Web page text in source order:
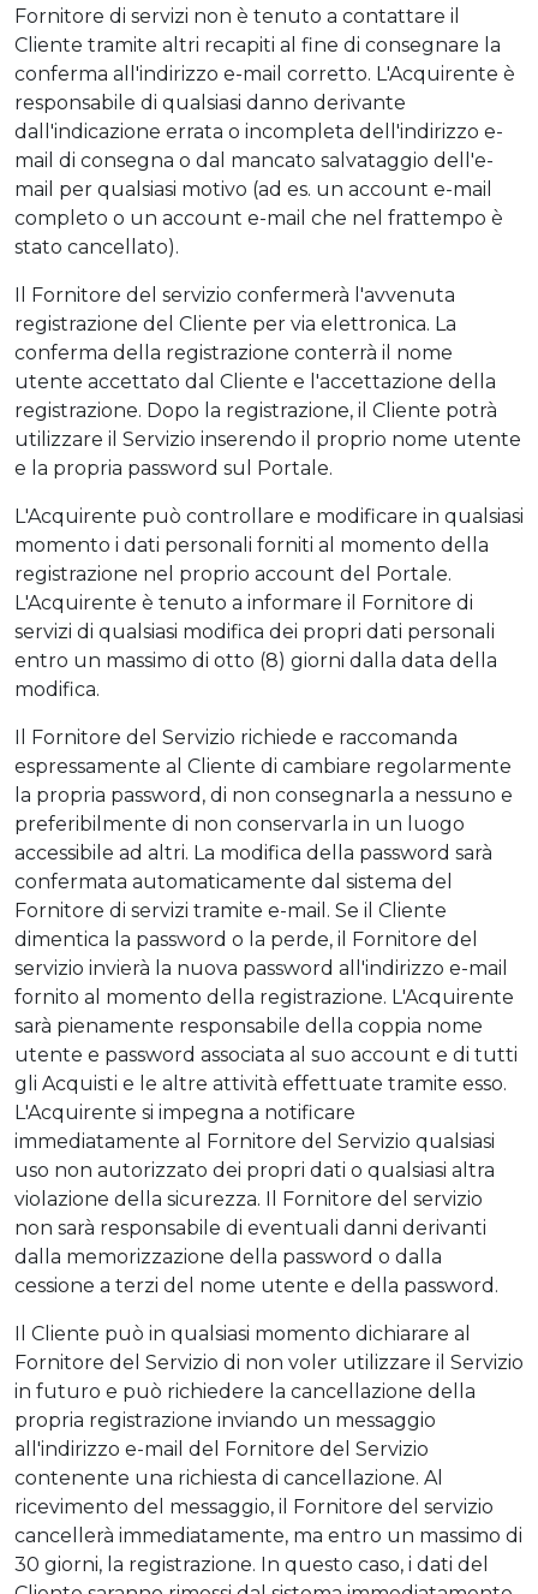
Fornitore di servizi non è tenuto a contattare il
Cliente tramite altri recapiti al fine di consegnare la
conferma all'indirizzo e-mail corretto. L'Acquirente è
responsabile di qualsiasi danno derivante
dall'indicazione errata o incompleta dell'indirizzo e-
mail di consegna o dal mancato salvataggio dell'e-
mail per qualsiasi motivo (ad es. un account e-mail
completo o un account e-mail che nel frattempo è
stato cancellato).
Il Fornitore del servizio confermerà l'avvenuta
registrazione del Cliente per via elettronica. La
conferma della registrazione conterrà il nome
utente accettato dal Cliente e l'accettazione della
registrazione. Dopo la registrazione, il Cliente potrà
utilizzare il Servizio inserendo il proprio nome utente
e la propria password sul Portale.
L'Acquirente può controllare e modificare in qualsiasi
momento i dati personali forniti al momento della
registrazione nel proprio account del Portale.
L'Acquirente è tenuto a informare il Fornitore di
servizi di qualsiasi modifica dei propri dati personali
entro un massimo di otto (8) giorni dalla data della
modifica.
Il Fornitore del Servizio richiede e raccomanda
espressamente al Cliente di cambiare regolarmente
la propria password, di non consegnarla a nessuno e
preferibilmente di non conservarla in un luogo
accessibile ad altri. La modifica della password sarà
confermata automaticamente dal sistema del
Fornitore di servizi tramite e-mail. Se il Cliente
dimentica la password o la perde, il Fornitore del
servizio invierà la nuova password all'indirizzo e-mail
fornito al momento della registrazione. L'Acquirente
sarà pienamente responsabile della coppia nome
utente e password associata al suo account e di tutti
gli Acquisti e le altre attività effettuate tramite esso.
L'Acquirente si impegna a notificare
immediatamente al Fornitore del Servizio qualsiasi
uso non autorizzato dei propri dati o qualsiasi altra
violazione della sicurezza. Il Fornitore del servizio
non sarà responsabile di eventuali danni derivanti
dalla memorizzazione della password o dalla
cessione a terzi del nome utente e della password.
Il Cliente può in qualsiasi momento dichiarare al
Fornitore del Servizio di non voler utilizzare il Servizio
in futuro e può richiedere la cancellazione della
propria registrazione inviando un messaggio
all'indirizzo e-mail del Fornitore del Servizio
contenente una richiesta di cancellazione. Al
ricevimento del messaggio, il Fornitore del servizio
cancellerà immediatamente, ma entro un massimo di
30 giorni, la registrazione. In questo caso, i dati del